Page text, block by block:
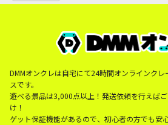
DMMオンクレは自宅にて24時間オンラインク
スです。
遊べる景品は3,000点以上！発送依頼を行えば
け！
ゲット保証機能があるので、初心者の方でも安